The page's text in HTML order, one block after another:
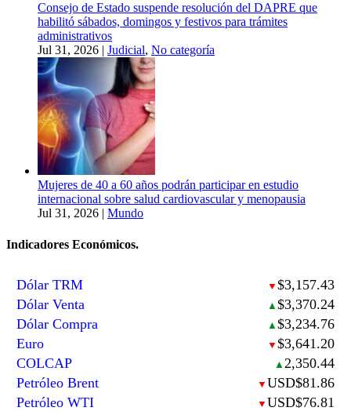
Consejo de Estado suspende resolución del DAPRE que
habilitó sábados, domingos y festivos para trámites
administrativos
Jul 31, 2026 | Judicial, No categoría
Mujeres de 40 a 60 años podrán participar en estudio
internacional sobre salud cardiovascular y menopausia
Jul 31, 2026 | Mundo
Indicadores Económicos.
Dólar TRM ▼ $3,157.43
Dólar Venta
▲ $3,370.24
Dólar Compra
▲ $3,234.76
Euro
▼ $3,641.20
COLCAP
▲ 2,350.44
Petróleo Brent
▼ USD$81.86
Petróleo WTI
▼ USD$76.81